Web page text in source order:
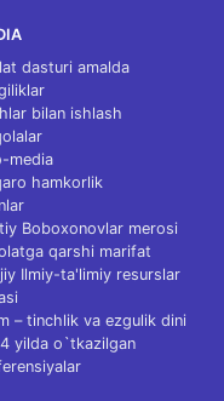
dasturi amalda
bilan ishlash
media
hamkorlik
Boboxonovlar merosi
qarshi marifat
Ilmiy-ta'limiy resurslar
– tinchlik va ezgulik dini
yilda o`tkazilgan